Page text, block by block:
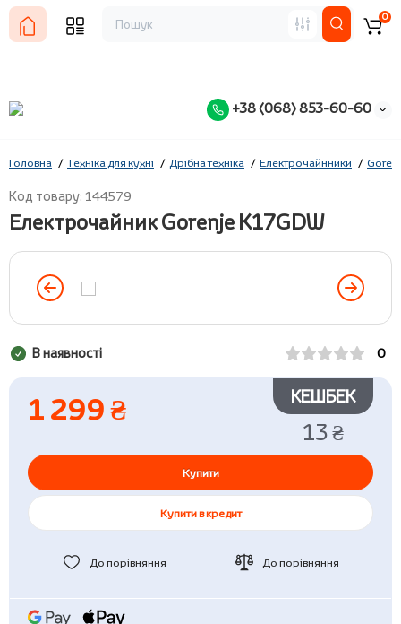
+38 (068) 853-60-60
0
Головна Техніка для кухні Дрібна техніка Електрочайнники
Код товару: 144579
Електрочайник Gorenje K17GDW
В наявності 0
1 299 ₴ КЕШБЕК
13 ₴
Купити
Купити в кредит
До порівняння До порівняння